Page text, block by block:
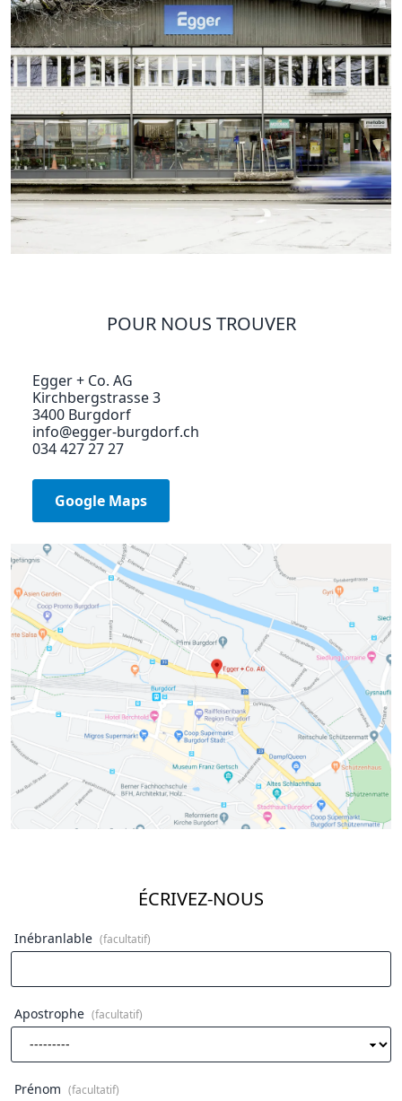
POUR NOUS TROUVER
Egger + Co. AG
Kirchbergstrasse 3
3400 Burgdorf
info@egger-burgdorf.ch
034 427 27 27
Google Maps
ÉCRIVEZ-NOUS
Inébranlable (facultatif)
Apostrophe (facultatif)
Prénom (facultatif)